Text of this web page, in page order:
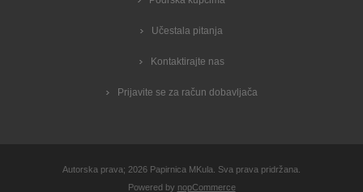
Učestala pitanja
Kontaktirajte nas
Prijavite se za račun dobavljača
Autorska prava; 2026 Papirnica MKula. Sva prava pridržana.
Powered by nopCommerce